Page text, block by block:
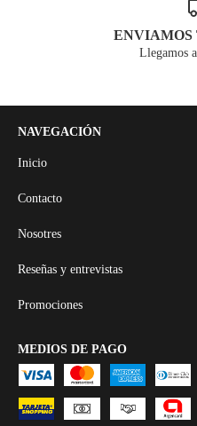
ENVIAMOS
Llegamos
NAVEGACIÓN
Inicio
Contacto
Nosotres
Reseñas y entrevistas
Promociones
MEDIOS DE PAGO